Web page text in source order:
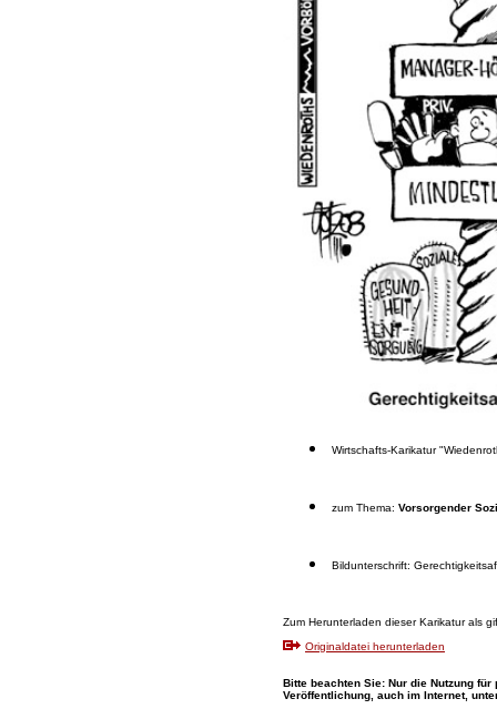
Wirtschafts-Karikatur
zum Thema: Vorsorgender
Bildunterschrift:
Zum Herunterladen dieser Karikatur als
Originaldatei herunterladen
Bitte beachten Sie: Nur die Nutzung
Veröffentlichung, auch im Internet,